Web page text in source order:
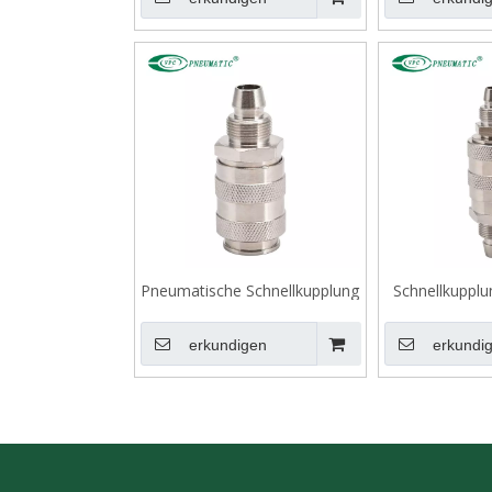
Pneumatische Schnellkupplung
Standard
erkundigen